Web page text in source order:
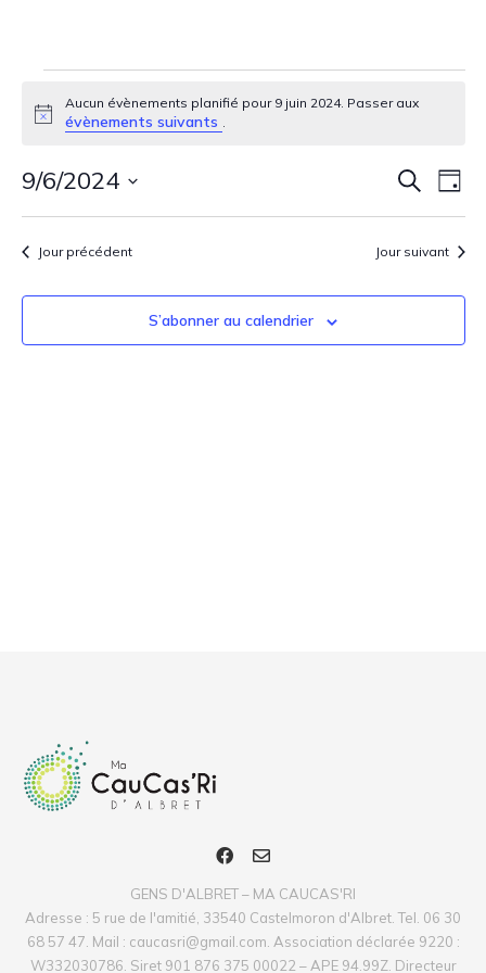
ÉVÈNEMENTS
FOR
9
JUIN
2024
Notice
Aucun évènements planifié pour 9 juin 2024. Passer aux
évènements suivants .
et
vues
Recherche
de
Jour
9/6/2024
date.Jour précédent Jour suivant
S’abonner au calendrier
GENS D'ALBRET – MA CAUCAS'RI
Adresse : 5 rue de l'amitié, 33540 Castelmoron d'Albret. Tel. 06 30
68 57 47. Mail : caucasri@gmail.com. Association déclarée 9220 :
W332030786. Siret 901 876 375 00022 – APE 94.99Z. Directeur